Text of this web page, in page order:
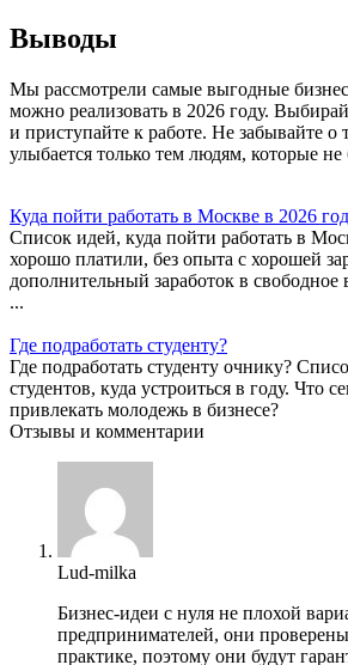
Выводы
Мы рассмотрели самые выгодные
можно реализовать в 2026 году.
и приступайте к работе. Не забывайте о
улыбается только тем людям, которые не
Куда пойти работать в Москве в 2026
Список идей, куда пойти работать в
хорошо платили, без опыта с хорошей
дополнительный заработок в
...
Где подработать студенту?
Где подработать студенту очнику?
студентов, куда устроиться в году. Что
привлекать молодежь в бизнесе?
Отзывы и комментарии
Lud-milka
Бизнес-идеи с нуля не плохой
предпринимателей, они
практике, поэтому они будут